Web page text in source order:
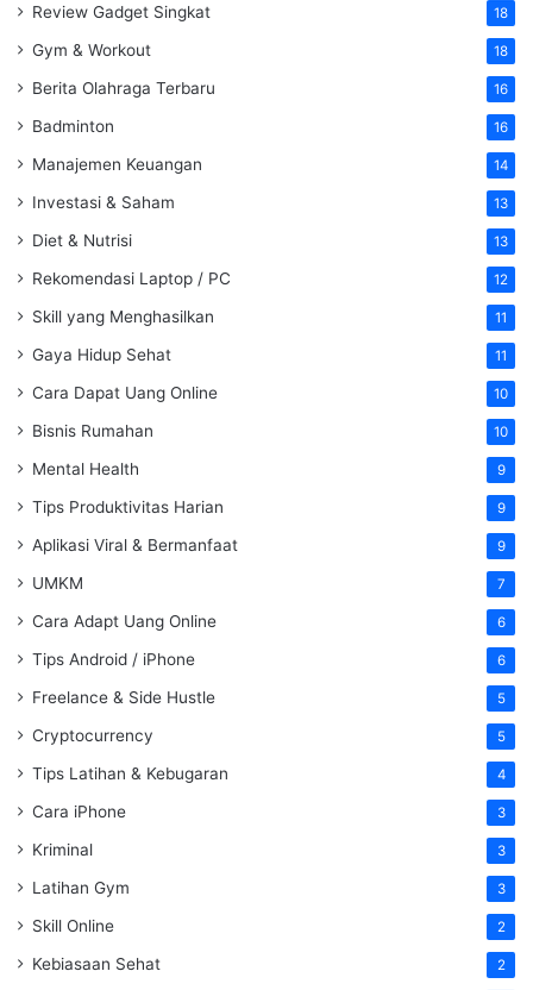
Review Gadget Singkat 18
Gym & Workout 18
Berita Olahraga Terbaru 16
Badminton 16
Manajemen Keuangan 14
Investasi & Saham 13
Diet & Nutrisi 13
Rekomendasi Laptop / PC 12
Skill yang Menghasilkan 11
Gaya Hidup Sehat 11
Cara Dapat Uang Online 10
Bisnis Rumahan 10
Mental Health 9
Tips Produktivitas Harian 9
Aplikasi Viral & Bermanfaat 9
UMKM 7
Cara Adapt Uang Online 6
Tips Android / iPhone 6
Freelance & Side Hustle 5
Cryptocurrency 5
Tips Latihan & Kebugaran 4
Cara iPhone 3
Kriminal 3
Latihan Gym 3
Skill Online 2
Kebiasaan Sehat 2